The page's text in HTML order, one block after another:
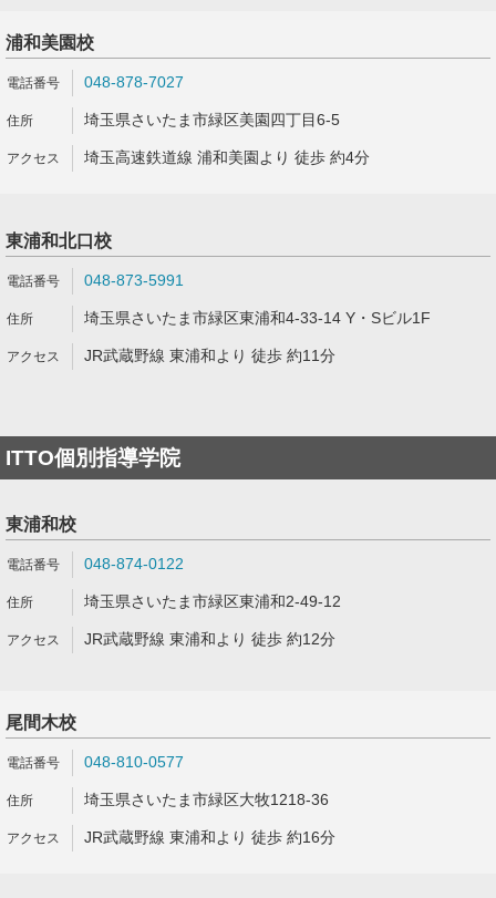
浦和美園校
048-878-7027
埼玉県さいたま市緑区美園四丁目6-5
埼玉高速鉄道線 浦和美園より 徒歩 約4分
東浦和北口校
048-873-5991
埼玉県さいたま市緑区東浦和4-33-14 Y・Sビル1F
JR武蔵野線 東浦和より 徒歩 約11分
ITTO個別指導学院
東浦和校
048-874-0122
埼玉県さいたま市緑区東浦和2-49-12
JR武蔵野線 東浦和より 徒歩 約12分
尾間木校
048-810-0577
埼玉県さいたま市緑区大牧1218-36
JR武蔵野線 東浦和より 徒歩 約16分